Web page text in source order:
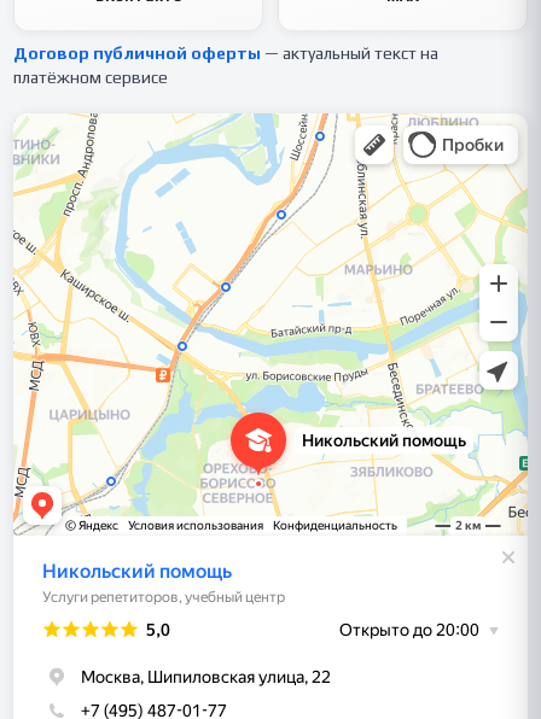
Договор публичной оферты — актуальный текст на
платёжном сервисе